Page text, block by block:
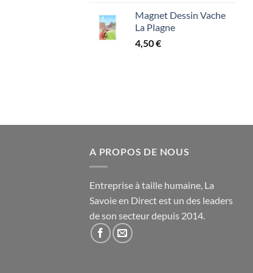
Magnet Dessin Vache
La Plagne
4,50€
A PROPOS DE NOUS
Entreprise à taille humaine, La
Savoie en Direct est un des leaders
de son secteur depuis 2014.